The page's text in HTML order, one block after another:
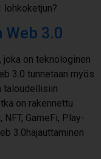
3.0
on teknologinen
3.0 tunnetaan myös
taloudellisiin
on rakennettu
GameFi, Play-
3.0hajauttaminen